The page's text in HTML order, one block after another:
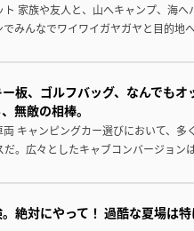
家族や友人と、山へキャンプ、海へ
みんなでワイワイガヤガヤと目的地
、ゴルフバッグ、なんでもオ
無敵の相棒。
キャンピングカー選びにおいて、多
。広々としたキャブコンバージョン
絶対にやって！ 過酷な夏場は特